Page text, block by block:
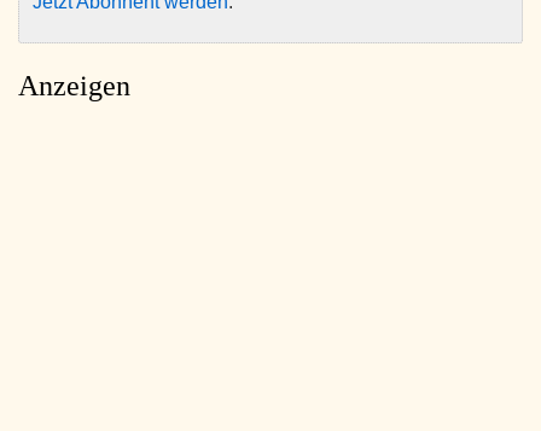
Anzeigen